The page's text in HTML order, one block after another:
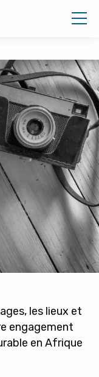
les lieux et
engagement
en Afrique